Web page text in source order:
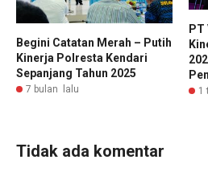
Begini Catatan Merah – Putih
Kinerja Polresta Kendari
Sepanjang Tahun 2025
7 bulan lalu 1
Tidak ada komentar